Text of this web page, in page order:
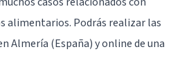
alimentarios. Podrás realizar las
Almería (España) y online de una